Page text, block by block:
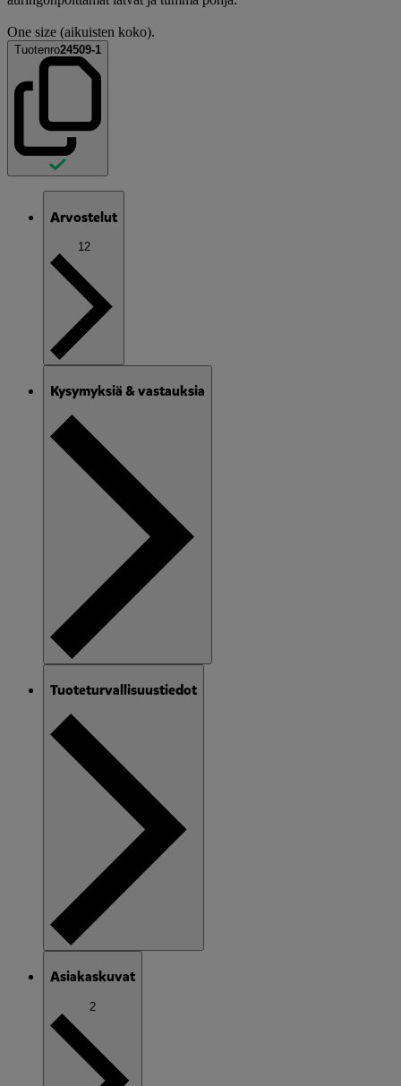
One size (aikuisten koko).
Tuotenro24509-1
Arvostelut
12
Kysymyksiä & vastauksia
Tuoteturvallisuustiedot
Asiakaskuvat
2